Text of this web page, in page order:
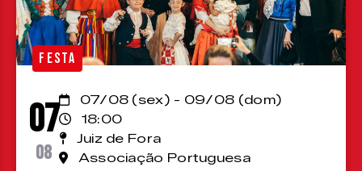
FESTA
07
08
07/08 (sex) - 09/08 (dom)
18:00
Juiz de Fora
Associação Portuguesa